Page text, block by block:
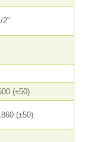
2"
(±50)
(±50)